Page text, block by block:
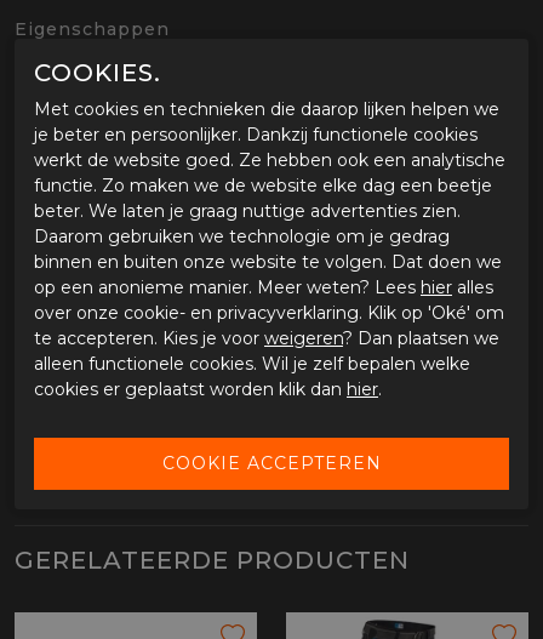
Eigenschappen
Inclusief bruine riem
Verstelbare en uitneembare CE gecertificeerde
proctectoren op de knieën
T-Tex Pro: Twaron Single Layer Technologie
binnenvoering
Optioneel
Kan uitgebreid worden met heupprotectoren
Verkrijgbaar in de maten 28 tot en met 44
SPECIFICATIES PMJ JEANS DEUX
Merk
PMJ
Categorie
Motorbroeken
Materiaal buitenkant
Denim
Bestelcode
ci2768332
GERELATEERDE PRODUCTEN
COOKIES.
Met cookies en technieken die daarop lijken helpen we
je beter en persoonlijker. Dankzij functionele cookies
werkt de website goed. Ze hebben ook een analytische
functie. Zo maken we de website elke dag een beetje
beter. We laten je graag nuttige advertenties zien.
Daarom gebruiken we technologie om je gedrag
binnen en buiten onze website te volgen. Dat doen we
op een anonieme manier. Meer weten? Lees hier alles
over onze cookie- en privacyverklaring. Klik op 'Oké' om
te accepteren. Kies je voor weigeren? Dan plaatsen we
alleen functionele cookies. Wil je zelf bepalen welke
cookies er geplaatst worden klik dan hier.